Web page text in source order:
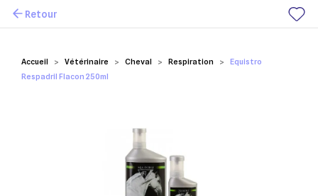
Mes favoris
Accueil Vétérinaire Cheval Respiration
Equistro
Respadril Flacon 250ml
Retour